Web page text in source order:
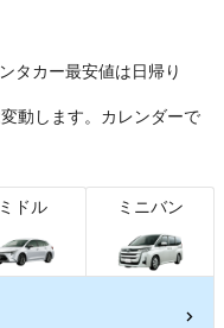
タカー最安値は日帰り
動します。カレンダーで
ミドル ミニバン